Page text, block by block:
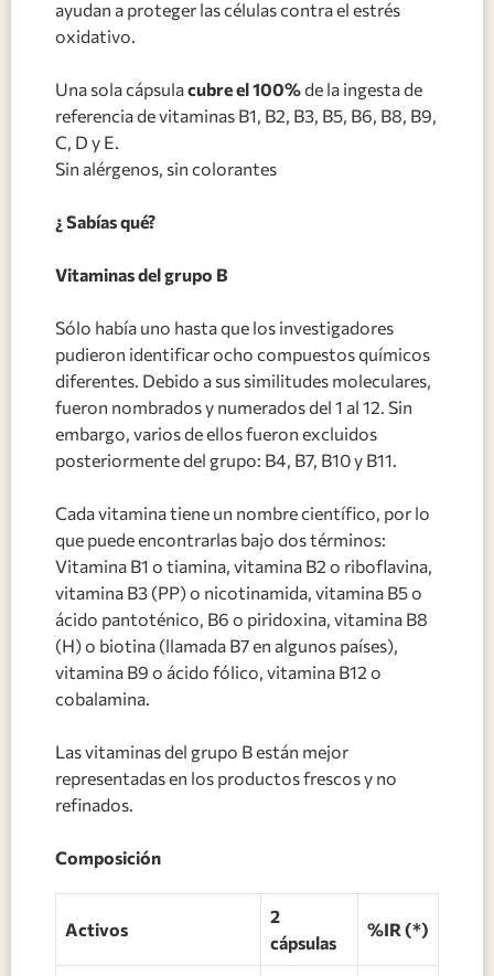
ayudan a proteger las células contra el estrés
oxidativo.
Una sola cápsulacubre el 100%de la ingesta de
referencia de vitaminas B1, B2, B3, B5, B6, B8, B9,
C, D y E.
Sin alérgenos, sin colorantes
¿ Sabías qué?
Vitaminas del grupo B
Sólo había uno hasta que los investigadores
pudieron identificar ocho compuestos químicos
diferentes. Debido a sus similitudes moleculares,
fueron nombrados y numerados del 1 al 12. Sin
embargo, varios de ellos fueron excluidos
posteriormente del grupo: B4, B7, B10 y B11.
Cada vitamina tiene un nombre científico, por lo
que puede encontrarlas bajo dos términos:
Vitamina B1 o tiamina, vitamina B2 o riboflavina,
vitamina B3 (PP) o nicotinamida, vitamina B5 o
ácido pantoténico, B6 o piridoxina, vitamina B8
(H) o biotina (llamada B7 en algunos países),
vitamina B9 o ácido fólico, vitamina B12 o
cobalamina.
Las vitaminas del grupo B están mejor
representadas en los productos frescos y no
refinados.
Composición
Activos
2
cápsulas
%IR (*)